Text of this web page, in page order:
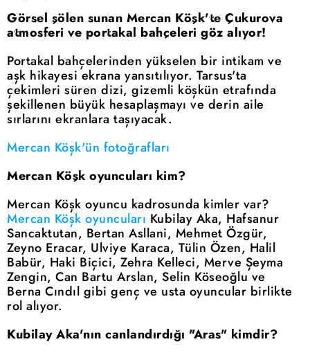
Görsel şölen sunan Mercan Köşk'te Çukurova
atmosferi ve portakal bahçeleri göz alıyor!
Portakal bahçelerinden yükselen bir intikam ve
aşk hikayesi ekrana yansıtılıyor. Tarsus'ta
çekimleri süren dizi, gizemli köşkün etrafında
şekillenen büyük hesaplaşmayı ve derin aile
sırlarını ekranlara taşıyacak.
Mercan Köşk'ün fotoğrafları
Mercan Köşk oyuncuları kim?
Mercan Köşk oyuncu kadrosunda kimler var?
Mercan Köşk oyuncuları Kubilay Aka, Hafsanur
Sancaktutan, Bertan Asllani, Mehmet Özgür,
Zeyno Eracar, Ulviye Karaca, Tülin Özen, Halil
Babür, Haki Biçici, Zehra Kelleci, Merve Şeyma
Zengin, Can Bartu Arslan, Selin Köseoğlu ve
Berna Cındıl gibi genç ve usta oyuncular birlikte
rol alıyor.
Kubilay Aka'nın canlandırdığı "Aras" kimdir?